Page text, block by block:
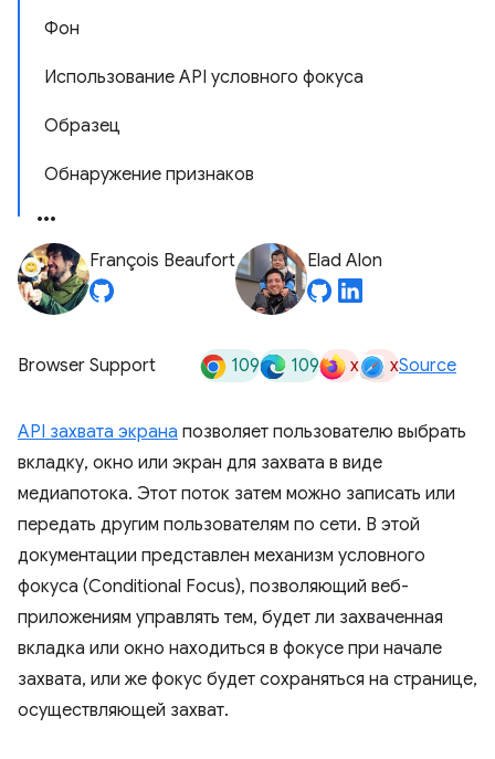
Фон
Использование API условного фокуса
Образец
Обнаружение признаков
François Beaufort Elad Alon
Browser Support 109 109 x xSource
API захвата экрана позволяет пользователю выбрать
вкладку, окно или экран для захвата в виде
медиапотока. Этот поток затем можно записать или
передать другим пользователям по сети. В этой
документации представлен механизм условного
фокуса (Conditional Focus), позволяющий веб-
приложениям управлять тем, будет ли захваченная
вкладка или окно находиться в фокусе при начале
захвата, или же фокус будет сохраняться на странице,
осуществляющей захват.